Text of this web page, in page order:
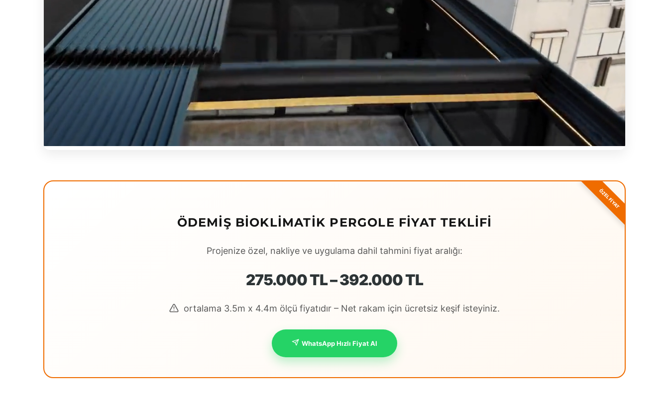
ÖDEMIŞ BIOKLIMATIK PERGOLE FIYAT TEKLIFI
Projenize özel, nakliye ve uygulama dahil tahmini fiyat aralığı:
275.000 TL – 392.000 TL
ortalama 3.5m x 4.4m ölçü fiyatıdır – Net rakam için ücretsiz keşif isteyiniz.
WhatsApp Hızlı Fiyat Al